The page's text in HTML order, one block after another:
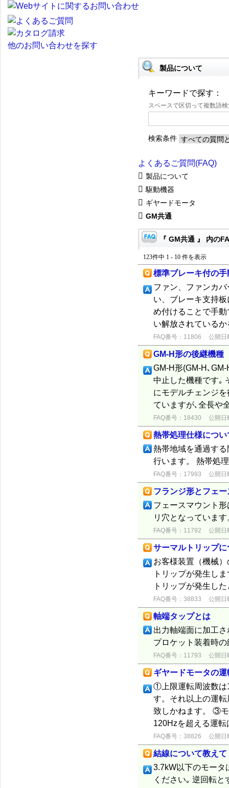
他のお問い合わせを探す
製品について
キーワードで探す：
スペースで区切って複数語
検索条件
よくあるご質問(FAQ)
製品について
駆動機器
ギヤードモータ
GM共通
『 GM共通 』 内の
123件中 1 - 10 件を表示
標準ブレーキ付の
ファン、ファンカ
い、ブレーキ支持
め付けることで手
い解放されている
FAQ番号：11806 公開日
GM-H形の後継機種
GM-H形(GM-H､
中止した機種です｡
にモデルチェンジ
ていますが､全長や
FAQ番号：18430 公開日
熱帯処理仕様につい
熱帯地域を通過す
行います。 熱帯処
FAQ番号：17993 公開日
フランジ形とフェ
フェースマウント
リ穴となっていま
FAQ番号：11792 公開日
サーマルトリップに
お客様装置（機械
トリップが発生し
トリップが発生し
FAQ番号：38833 公開日
軸端タップとは
出力軸端面に加工
プロケット装着時
FAQ番号：11793 公開日
ギヤードモータの
①上限運転周波数は
す。それ以上の運
致しかねます。 ③
120Hzを超える運
FAQ番号：38826 公開日
結線について教えて
3.7kW以下のモータ
ください｡ 逆回転